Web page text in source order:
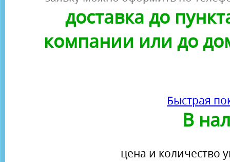
доставка до
компании или до
Быстрая
В
цена и количество